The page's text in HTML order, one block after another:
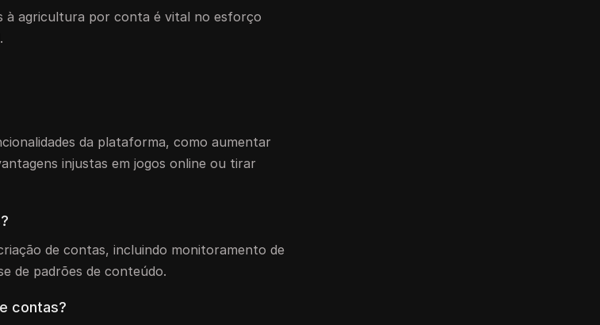
à agricultura por conta é vital no esforço
da plataforma, como aumentar
injustas em jogos online ou tirar
de contas, incluindo monitoramento de
de padrões de conteúdo.
contas?